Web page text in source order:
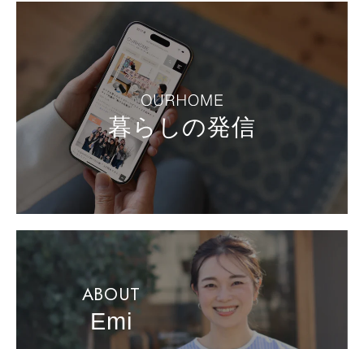
暮らしの発信
ABOUT
Emi